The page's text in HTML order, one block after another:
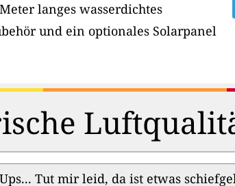
langes wasserdichtes
und ein optionales Solarpanel
Ups... Tut mir leid, da ist etwas